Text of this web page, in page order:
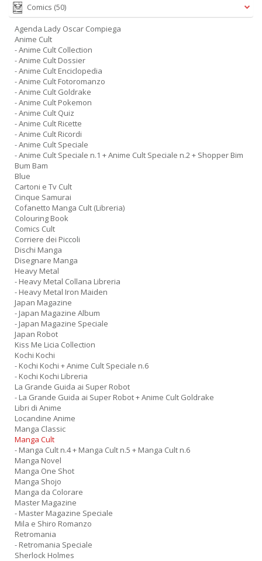
Comics (50)
Agenda Lady Oscar Compiega
Anime Cult
- Anime Cult Collection
- Anime Cult Dossier
- Anime Cult Enciclopedia
- Anime Cult Fotoromanzo
- Anime Cult Goldrake
- Anime Cult Pokemon
- Anime Cult Quiz
- Anime Cult Ricette
- Anime Cult Ricordi
- Anime Cult Speciale
- Anime Cult Speciale n.1 + Anime Cult Speciale n.2 + Shopper Bim
Bum Bam
Blue
Cartoni e Tv Cult
Cinque Samurai
Cofanetto Manga Cult (Libreria)
Colouring Book
Comics Cult
Corriere dei Piccoli
Dischi Manga
Disegnare Manga
Heavy Metal
- Heavy Metal Collana Libreria
- Heavy Metal Iron Maiden
Japan Magazine
- Japan Magazine Album
- Japan Magazine Speciale
Japan Robot
Kiss Me Licia Collection
Kochi Kochi
- Kochi Kochi + Anime Cult Speciale n.6
- Kochi Kochi Libreria
La Grande Guida ai Super Robot
- La Grande Guida ai Super Robot + Anime Cult Goldrake
Libri di Anime
Locandine Anime
Manga Classic
Manga Cult
- Manga Cult n.4 + Manga Cult n.5 + Manga Cult n.6
Manga Novel
Manga One Shot
Manga Shojo
Manga da Colorare
Master Magazine
- Master Magazine Speciale
Mila e Shiro Romanzo
Retromania
- Retromania Speciale
Sherlock Holmes